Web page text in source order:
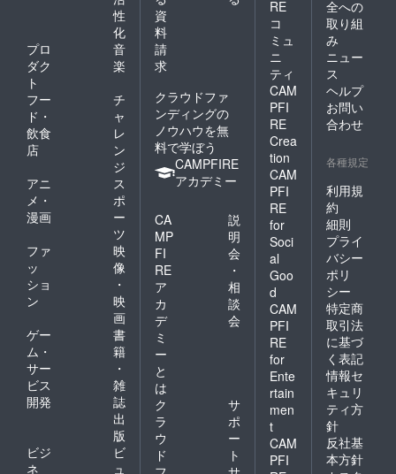
性
化
プロ
ダク
ト
音
楽
フー
ド・
飲食
店
チ
ャ
レ
ン
ジ
アニ
メ・
漫画
ス
ポ
ー
ツ
ファ
ッ
ショ
ン
映
像
・
映
画
ゲー
ム・
サー
ビス
開発
書
籍
・
雑
誌
出
版
ビジ
ネ
ビ
ュ
資
料
請
求
クラウドファ
ンディングの
ノウハウを無
料で学ぼう
CAMPFIRE
アカデミー
CA
MP
FI
RE
ア
カ
デ
ミ
ー
と
は
説
明
会
・
相
談
会
ク
ラ
ウ
ド
サ
ポ
ー
ト
RE
コ
ミュ
ニ
ティ
CAM
PFI
RE
Crea
tion
CAM
PFI
RE
for
Soci
al
Goo
d
CAM
PFI
RE
for
Ente
rtain
men
t
CAM
PFI
全への
取り組
み
ニュー
ス
ヘルプ
お問い
合わせ
各種規定
利用規
約
細則
プライ
バシー
ポリ
シー
特定商
取引法
に基づ
く表記
情報セ
キュリ
ティ方
針
反社基
本方針